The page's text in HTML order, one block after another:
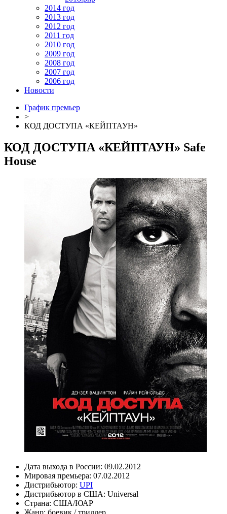
2014 год
2013 год
2012 год
2011 год
2010 год
2009 год
2008 год
2007 год
2006 год
Новости
График премьер
>
КОД ДОСТУПА «КЕЙПТАУН»
КОД ДОСТУПА «КЕЙПТАУН» Safe
House
Дата выхода в России: 09.02.2012
Мировая премьера: 07.02.2012
Дистрибьютор: UPI
Дистрибьютор в США: Universal
Страна: США/ЮАР
Жанр: боевик /триллер